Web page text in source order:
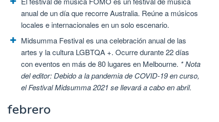
anual de un día que recorre Australia. Reúne a músicos
locales e internacionales en un solo escenario.
Midsumma Festival es una celebración anual de las
artes y la cultura LGBTQA +. Ocurre durante 22 días
con eventos en más de 80 lugares en Melbourne. * Nota
del editor: Debido a la pandemia de COVID-19 en curso,
el Festival Midsumma 2021 se llevará a cabo en abril.
febrero